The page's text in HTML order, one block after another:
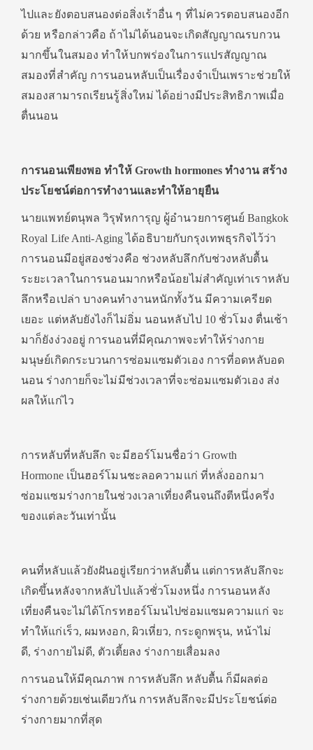
ไปและยังตอบสนองต่อสิ่งเร้าอื่น ๆ ที่ไม่ควรตอบสนองอีก
ด้วย หรือกล่าวคือ ถ้าไม่ได้นอนจะเกิดสัญญาณรบกวน
มากขึ้นในสมอง ทำให้บกพร่องในการแปรสัญญาณ
สมองที่สำคัญ การนอนหลับเป็นเรื่องจำเป็นเพราะช่วยให้
สมองสามารถเรียนรู้สิ่งใหม่ ได้อย่างมีประสิทธิภาพเมื่อ
ตื่นนอน
การนอนเพียงพอ ทำให้ Growth hormones ทำงาน สร้าง
ประโยชน์ต่อการทำงานและทำให้อายุยืน
นายแพทย์ตนุพล วิรุฬหการุญ ผู้อำนวยการศูนย์ Bangkok
Royal Life Anti-Aging ได้อธิบายกับกรุงเทพธุรกิจไว้ว่า
การนอนมีอยู่สองช่วงคือ ช่วงหลับลึกกับช่วงหลับตื้น
ระยะเวลาในการนอนมากหรือน้อยไม่สำคัญเท่าเราหลับ
ลึกหรือเปล่า บางคนทำงานหนักทั้งวัน มีความเครียด
เยอะ แต่หลับยังไงก็ไม่อิ่ม นอนหลับไป 10 ชั่วโมง ตื่นเช้า
มาก็ยังง่วงอยู่ การนอนที่มีคุณภาพจะทำให้ร่างกาย
มนุษย์เกิดกระบวนการซ่อมแซมตัวเอง การที่อดหลับอด
นอน ร่างกายก็จะไม่มีช่วงเวลาที่จะซ่อมแซมตัวเอง ส่ง
ผลให้แก่ไว
การหลับที่หลับลึก จะมีฮอร์โมนชื่อว่า Growth
Hormone เป็นฮอร์โมนชะลอความแก่ ที่หลั่งออกมา
ซ่อมแซมร่างกายในช่วงเวลาเที่ยงคืนจนถึงตีหนึ่งครึ่ง
ของแต่ละวันเท่านั้น
คนที่หลับแล้วยังฝันอยู่เรียกว่าหลับตื้น แต่การหลับลึกจะ
เกิดขึ้นหลังจากหลับไปแล้วชั่วโมงหนึ่ง การนอนหลัง
เที่ยงคืนจะไม่ได้โกรทฮอร์โมนไปซ่อมแซมความแก่ จะ
ทำให้แก่เร็ว, ผมหงอก, ผิวเหี่ยว, กระดูกพรุน, หน้าไม่
ดี, ร่างกายไม่ดี, ตัวเตี้ยลง ร่างกายเสื่อมลง
การนอนให้มีคุณภาพ การหลับลึก หลับตื้น ก็มีผลต่อ
ร่างกายด้วยเช่นเดียวกัน การหลับลึกจะมีประโยชน์ต่อ
ร่างกายมากที่สุด